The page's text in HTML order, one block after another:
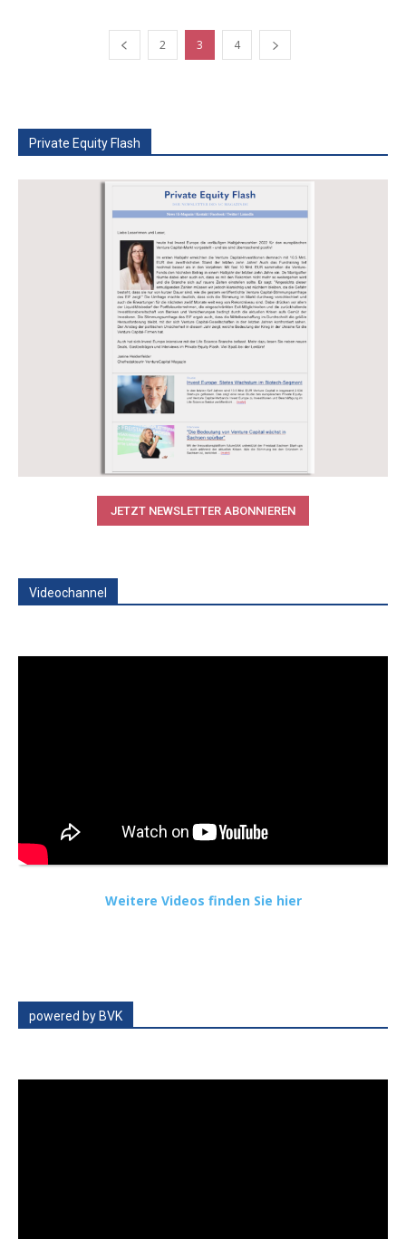
2 3 4
Private Equity Flash
JETZT NEWSLETTER ABONNIEREN
Videochannel
Weitere Videos finden Sie hier
powered by BVK